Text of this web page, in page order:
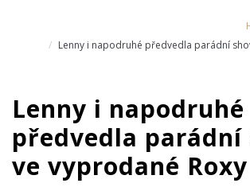
Lenny i napodruhé předvedla parádní
Lenny i napodruhé
předvedla parádní
ve vyprodané Roxy